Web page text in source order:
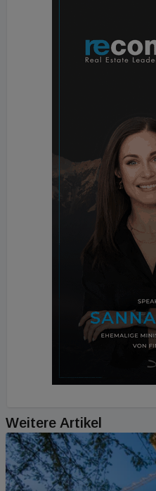
Weitere Artikel